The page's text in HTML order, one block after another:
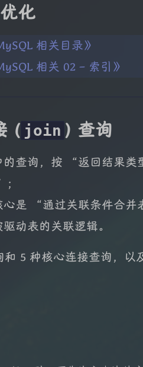
化
相关目录》
相关 02 – 索引》
( join ) 查询
的查询，按 “返回结果
心是 “通过关联条件合
动表的关联逻辑。
5 种核心连接查询，以